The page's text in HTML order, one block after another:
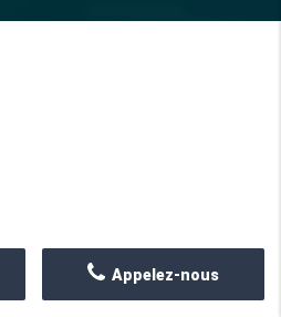
de vous en compter
secrets… mais
Appelez-nous